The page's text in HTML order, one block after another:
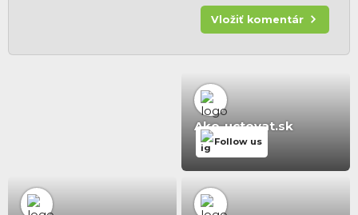
Vložiť komentár
Ako-uctovat.sk
Follow us